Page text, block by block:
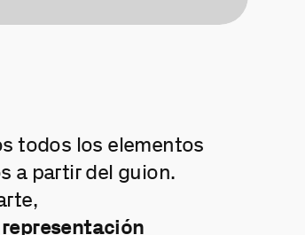
todos los elementos
a partir del guion.